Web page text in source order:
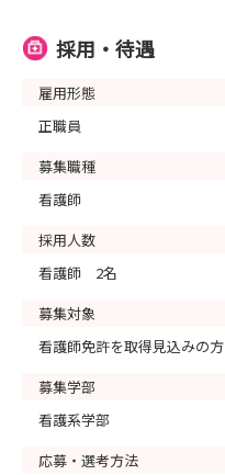
採用・待遇
雇用形態
正職員
募集職種
看護師
採用人数
看護師 2名
募集対象
看護師免許を取得見込みの方
募集学部
看護系学部
応募・選考方法